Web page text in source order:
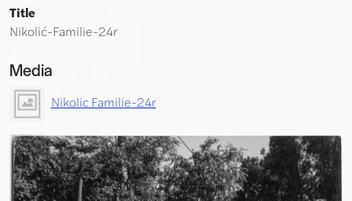
Title
Nikolić-Familie-24r
Media
Nikolic Familie-24r